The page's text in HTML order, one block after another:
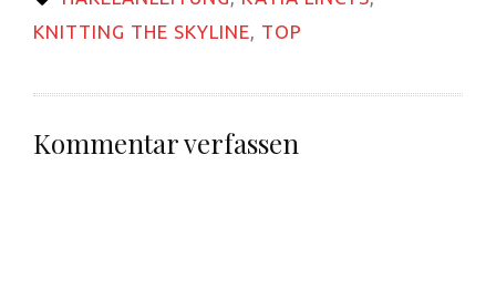
KNITTING THE SKYLINE, TOP
Kommentar verfassen